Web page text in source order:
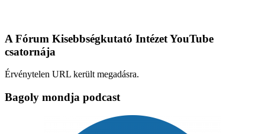
A Fórum Kisebbségkutató Intézet YouTube
csatornája
Érvénytelen URL került megadásra.
Bagoly mondja podcast